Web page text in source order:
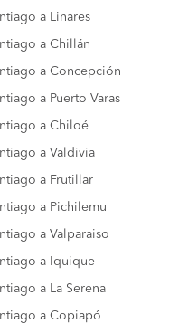
a Linares
a Chillán
a Concepción
a Puerto Varas
a Chiloé
a Valdivia
a Frutillar
a Pichilemu
a Valparaiso
a Iquique
a La Serena
a Copiapó